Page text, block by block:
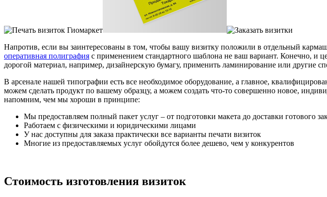
Напротив, если вы заинтересованы в том, чтобы вашу визитку положили в отдельный
оперативная полиграфия с применением стандартного шаблона не ваш вариант. Конечно, и
дорогой материал, например, дизайнерскую бумагу, применить ламинирование или другие
В арсенале нашей типографии есть все необходимое оборудование, а главное,
можем сделать продукт по вашему образцу, а можем создать что-то совершенно новое,
напомним, чем мы хороши в принципе:
Мы предоставляем полный пакет услуг – от подготовки макета до доставки готового
Работаем с физическими и юридическими лицами
У нас доступны для заказа практически все варианты печати визиток
Многие из предоставляемых услуг обойдутся более дешево, чем у конкурентов
Стоимость изготовления визиток